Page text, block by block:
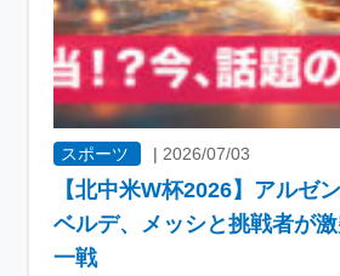
スポーツ | 2026/07/03
【北中米W杯2026】アルゼ
ベルデ、メッシと挑戦者が
一戦